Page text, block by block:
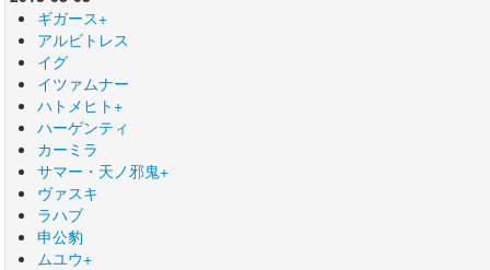
ギガース+
アルビトレス
イグ
イツァムナー
ハトメヒト+
ハーゲンティ
カーミラ
サマー・天ノ邪鬼+
ヴァスキ
ラハブ
申公豹
ムユウ+